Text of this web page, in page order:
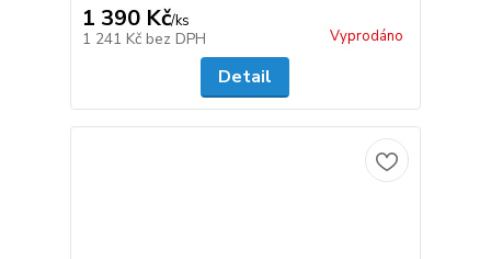
1 390 Kč/ks
1 241 Kč bez DPH Vyprodáno
Detail